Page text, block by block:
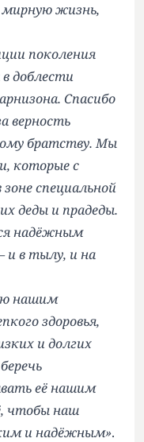
мирную жизнь,
поколения
доблести
Спасибо
верность
братству. Мы
которые с
специальной
деды и прадеды.
надёжным
и в тылу, и на
нашим
здоровья,
и долгих
её нашим
чтобы наш
и надёжным».